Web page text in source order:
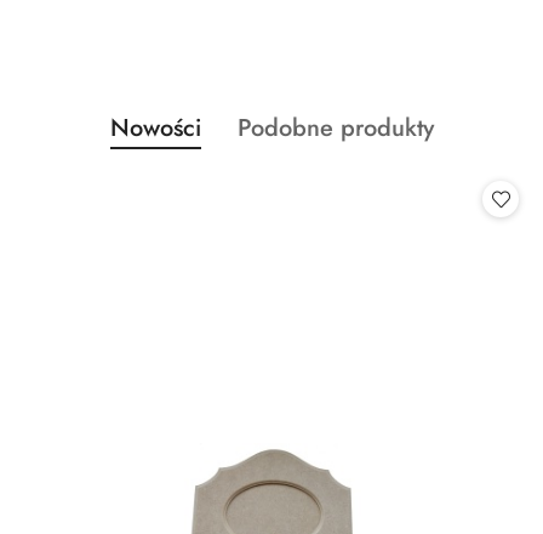
Pomiń karuzelę produktów
Produkty
o
Nowości
Produkty
Podobne produkty